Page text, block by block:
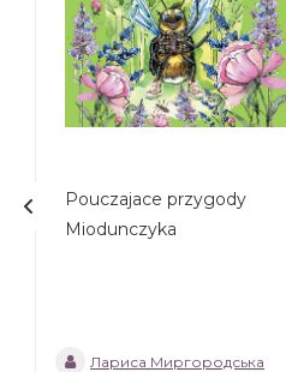
Pouczajace przygody
Miodunczyka
Лариса Миргородська